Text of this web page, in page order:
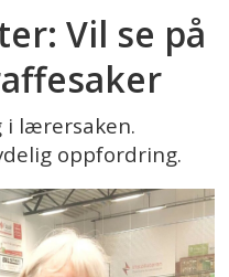
Vil se på
i lærersaken.
oppfordring.